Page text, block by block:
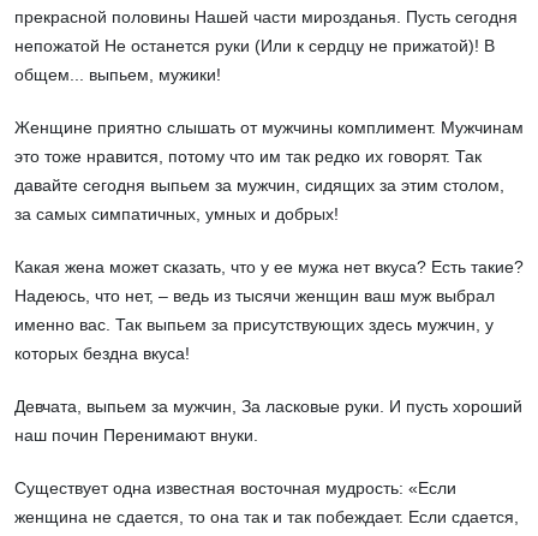
прекрасной половины Нашей части мирозданья. Пусть сегодня
непожатой Не останется руки (Или к сердцу не прижатой)! В
общем... выпьем, мужики!
Женщине приятно слышать от мужчины комплимент. Мужчинам
это тоже нравится, потому что им так редко их говорят. Так
давайте сегодня выпьем за мужчин, сидящих за этим столом,
за самых симпатичных, умных и добрых!
Какая жена может сказать, что у ее мужа нет вкуса? Есть такие?
Надеюсь, что нет, – ведь из тысячи женщин ваш муж выбрал
именно вас. Так выпьем за присутствующих здесь мужчин, у
которых бездна вкуса!
Девчата, выпьем за мужчин, За ласковые руки. И пусть хороший
наш почин Перенимают внуки.
Существует одна известная восточная мудрость: «Если
женщина не сдается, то она так и так побеждает. Если сдается,